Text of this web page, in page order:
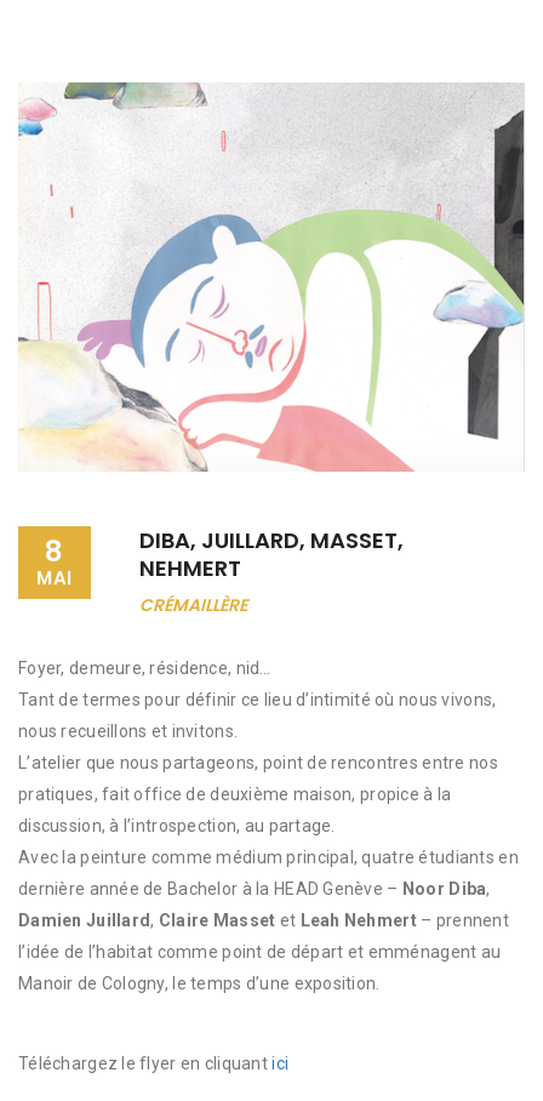
8
MAI
DIBA, JUILLARD, MASSET,
NEHMERT
CRÉMAILLÈRE
Foyer, demeure, résidence, nid…
Tant de termes pour définir ce lieu d’intimité où nous vivons,
nous recueillons et invitons.
L’atelier que nous partageons, point de rencontres entre nos
pratiques, fait office de deuxième maison, propice à la
discussion, à l’introspection, au partage.
Avec la peinture comme médium principal, quatre étudiants en
dernière année de Bachelor à la HEAD Genève – Noor Diba,
Damien Juillard, Claire Masset et Leah Nehmert– prennent
l’idée de l’habitat comme point de départ et emménagent au
Manoir de Cologny, le temps d’une exposition.
Téléchargez le flyer en cliquantici